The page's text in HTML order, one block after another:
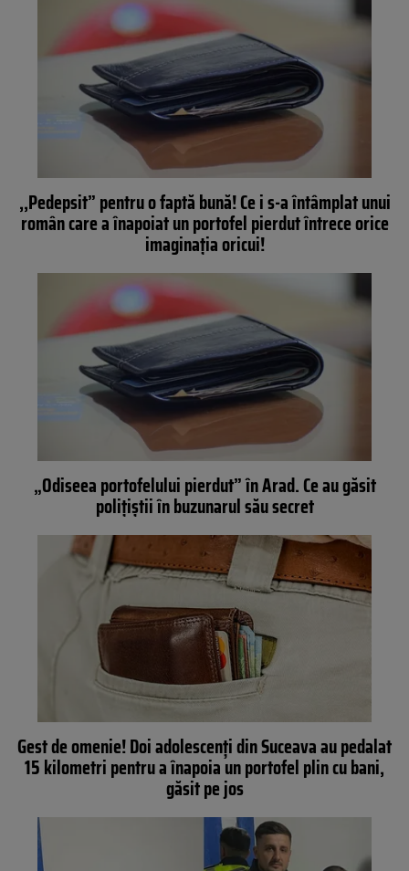
,,Pedepsit” pentru o faptă bună! Ce i s-a întâmplat unui
român care a înapoiat un portofel pierdut întrece orice
imaginația oricui!
„Odiseea portofelului pierdut” în Arad. Ce au găsit
polițiștii în buzunarul său secret
Gest de omenie! Doi adolescenți din Suceava au pedalat
15 kilometri pentru a înapoia un portofel plin cu bani,
găsit pe jos